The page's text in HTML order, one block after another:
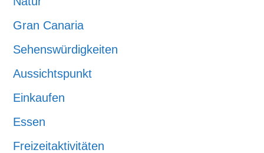
Gran Canaria
Sehenswürdigkeiten
Aussichtspunkt
Einkaufen
Essen
Freizeitaktivitäten